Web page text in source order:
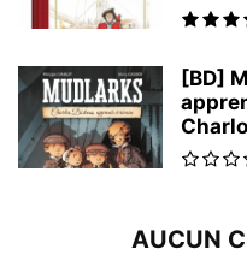
[BD]
AUCUN